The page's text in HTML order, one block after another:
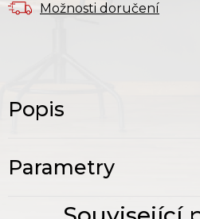
Možnosti doručení
Popis
Parametry